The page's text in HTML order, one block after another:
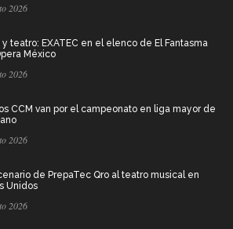
2026
y teatro: EXATEC en el elenco de El Fantasma
México
2026
CCM van por el campeonato en liga mayor de
2026
de PrepaTec Qro al teatro musical en
Unidos
2026